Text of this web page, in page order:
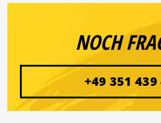
NOCH
+49 351 439